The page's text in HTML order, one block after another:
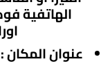
الهاتفية
عنوان